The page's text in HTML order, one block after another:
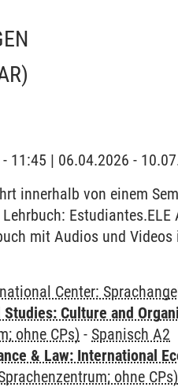
| 06.04.2026 -
innerhalb von einem
mit Audios und
Center:
Culture and
ohne CPs) - Spanisch A2
& Law: International
ohne CPs)